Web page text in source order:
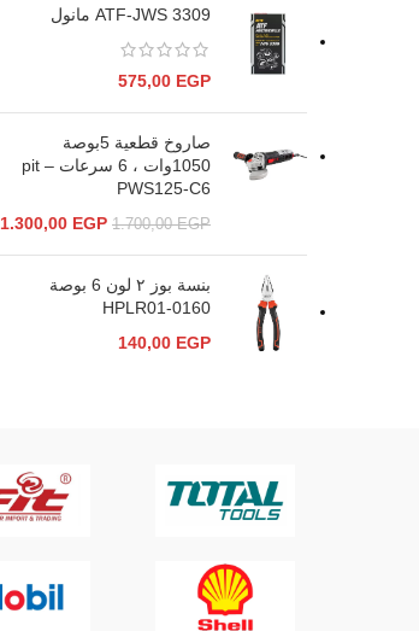
ATF-JWS 3309 مانول
575,00 EGP
صاروخ قطعية 5بوصة
1050وات ، 6 سرعات – pit
PWS125-C6
1.700,00EGP
1.300,00 EGP
بنسة بوز ٢ لون 6 بوصة
HPLR01-0160
140,00 EGP